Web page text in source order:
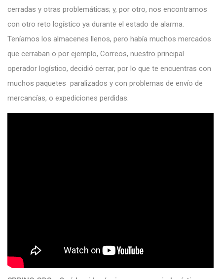
cerradas y otras problemáticas; y, por otro, nos encontramos
con otro reto logístico ya durante el estado de alarma.
Teníamos los almacenes llenos, pero había muchos mercados
que cerraban o por ejemplo, Correos, nuestro principal
operador logístico, decidió cerrar, por lo que te encuentras con
muchos paquetes paralizados y con problemas de envío de
mercancías, o expediciones perdidas.